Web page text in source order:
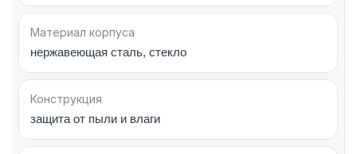
Wi‑Fi 6E, Bluetooth 5.2, NFC, а также оснащена
Face ID, барометром, гироскопом,
акселерометром и цифровым компасом.
Apple iPhone 13 Pro Max 512GB Graphite
(MLLF3)— мощный инструмент для работы,
творчества и развлечений, сочетающий
флагманские технологии Apple и продуманную
Материал корпуса
нержавеющая сталь, стекло
Конструкция
защита от пыли и влаги